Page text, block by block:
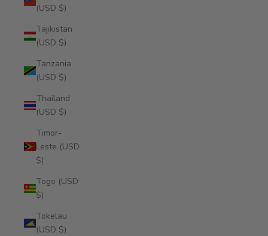
(USD $)
Tajikistan
(USD $)
Tanzania
(USD $)
Thailand
(USD $)
Timor-
Leste (USD
$)
Togo (USD
$)
Tokelau
(USD $)